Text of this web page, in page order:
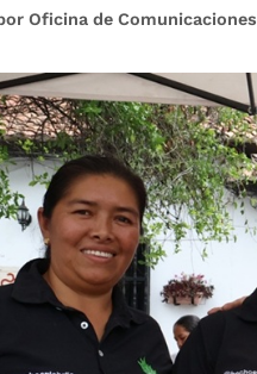
Oficina de Comunicaciones